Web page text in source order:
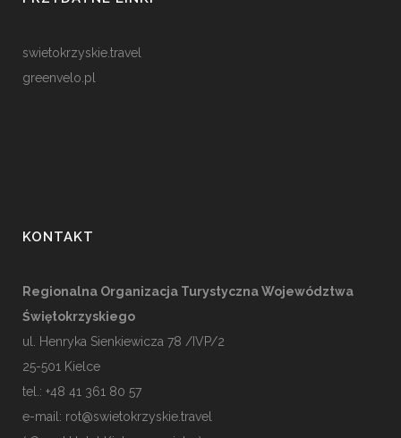
swietokrzyskie.travel
greenvelo.pl
KONTAKT
Regionalna Organizacja Turystyczna Województwa
Świętokrzyskiego
ul. Henryka Sienkiewicza 78 /IVP/2
25-501 Kielce
tel.: +48 41 361 80 57
e-mail: rot@swietokrzyskie.travel